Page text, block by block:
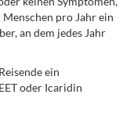
pro Jahr ein
an dem jedes Jahr
ein
oder Icaridin